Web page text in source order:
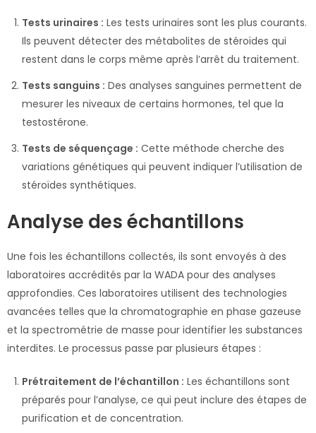
Tests urinaires : Les tests urinaires sont les plus courants.
Ils peuvent détecter des métabolites de stéroïdes qui
restent dans le corps même après l’arrêt du traitement.
Tests sanguins : Des analyses sanguines permettent de
mesurer les niveaux de certains hormones, tel que la
testostérone.
Tests de séquençage : Cette méthode cherche des
variations génétiques qui peuvent indiquer l’utilisation de
stéroïdes synthétiques.
Analyse des échantillons
Une fois les échantillons collectés, ils sont envoyés à des
laboratoires accrédités par la WADA pour des analyses
approfondies. Ces laboratoires utilisent des technologies
avancées telles que la chromatographie en phase gazeuse
et la spectrométrie de masse pour identifier les substances
interdites. Le processus passe par plusieurs étapes :
Prétraitement de l’échantillon : Les échantillons sont
préparés pour l’analyse, ce qui peut inclure des étapes de
purification et de concentration.